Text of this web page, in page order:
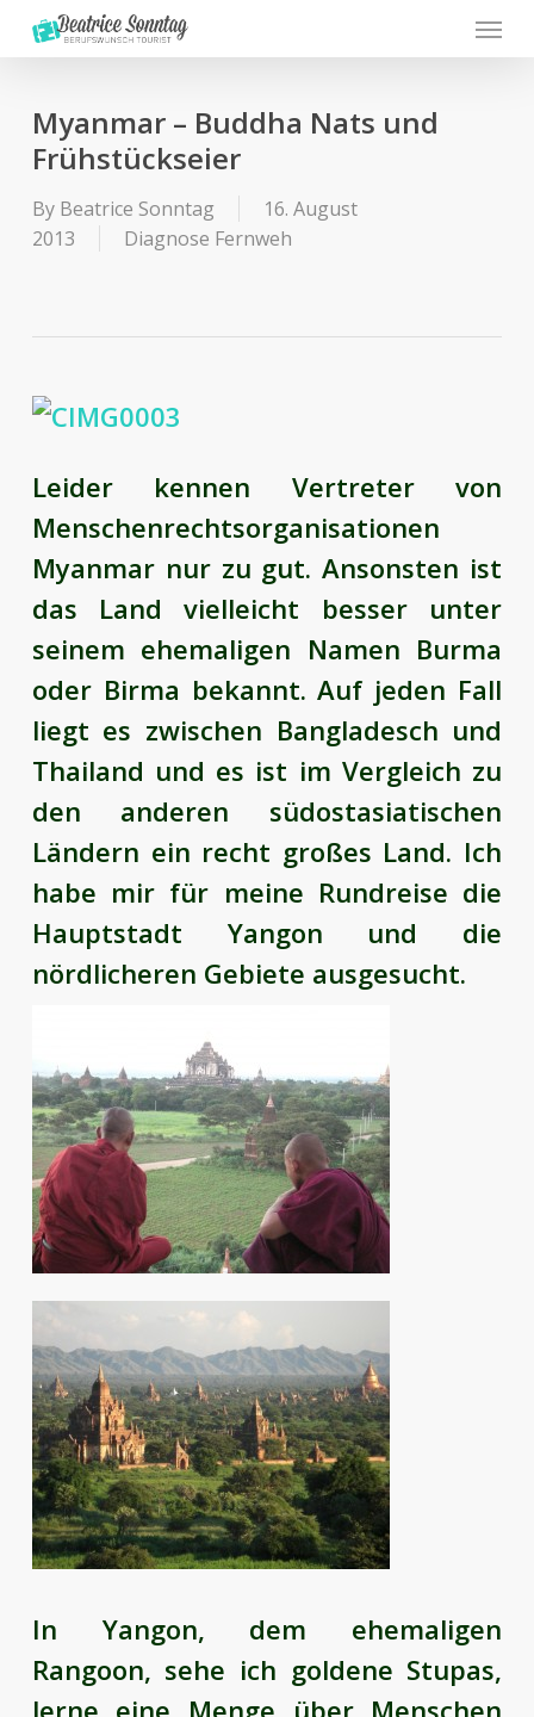
Menu
Myanmar – Buddha Nats und
Frühstückseier
By Beatrice Sonntag
16. August
2013
Diagnose Fernweh
Leider kennen Vertreter von
Menschenrechtsorganisationen
Myanmar nur zu gut. Ansonsten ist
das Land vielleicht besser unter
seinem ehemaligen Namen Burma
oder Birma bekannt. Auf jeden Fall
liegt es zwischen Bangladesch und
Thailand und es ist im Vergleich zu
den anderen südostasiatischen
Ländern ein recht großes Land. Ich
habe mir für meine Rundreise die
Hauptstadt Yangon und die
nördlicheren Gebiete ausgesucht.
In Yangon, dem ehemaligen
Rangoon, sehe ich goldene Stupas,
lerne eine Menge über Menschen